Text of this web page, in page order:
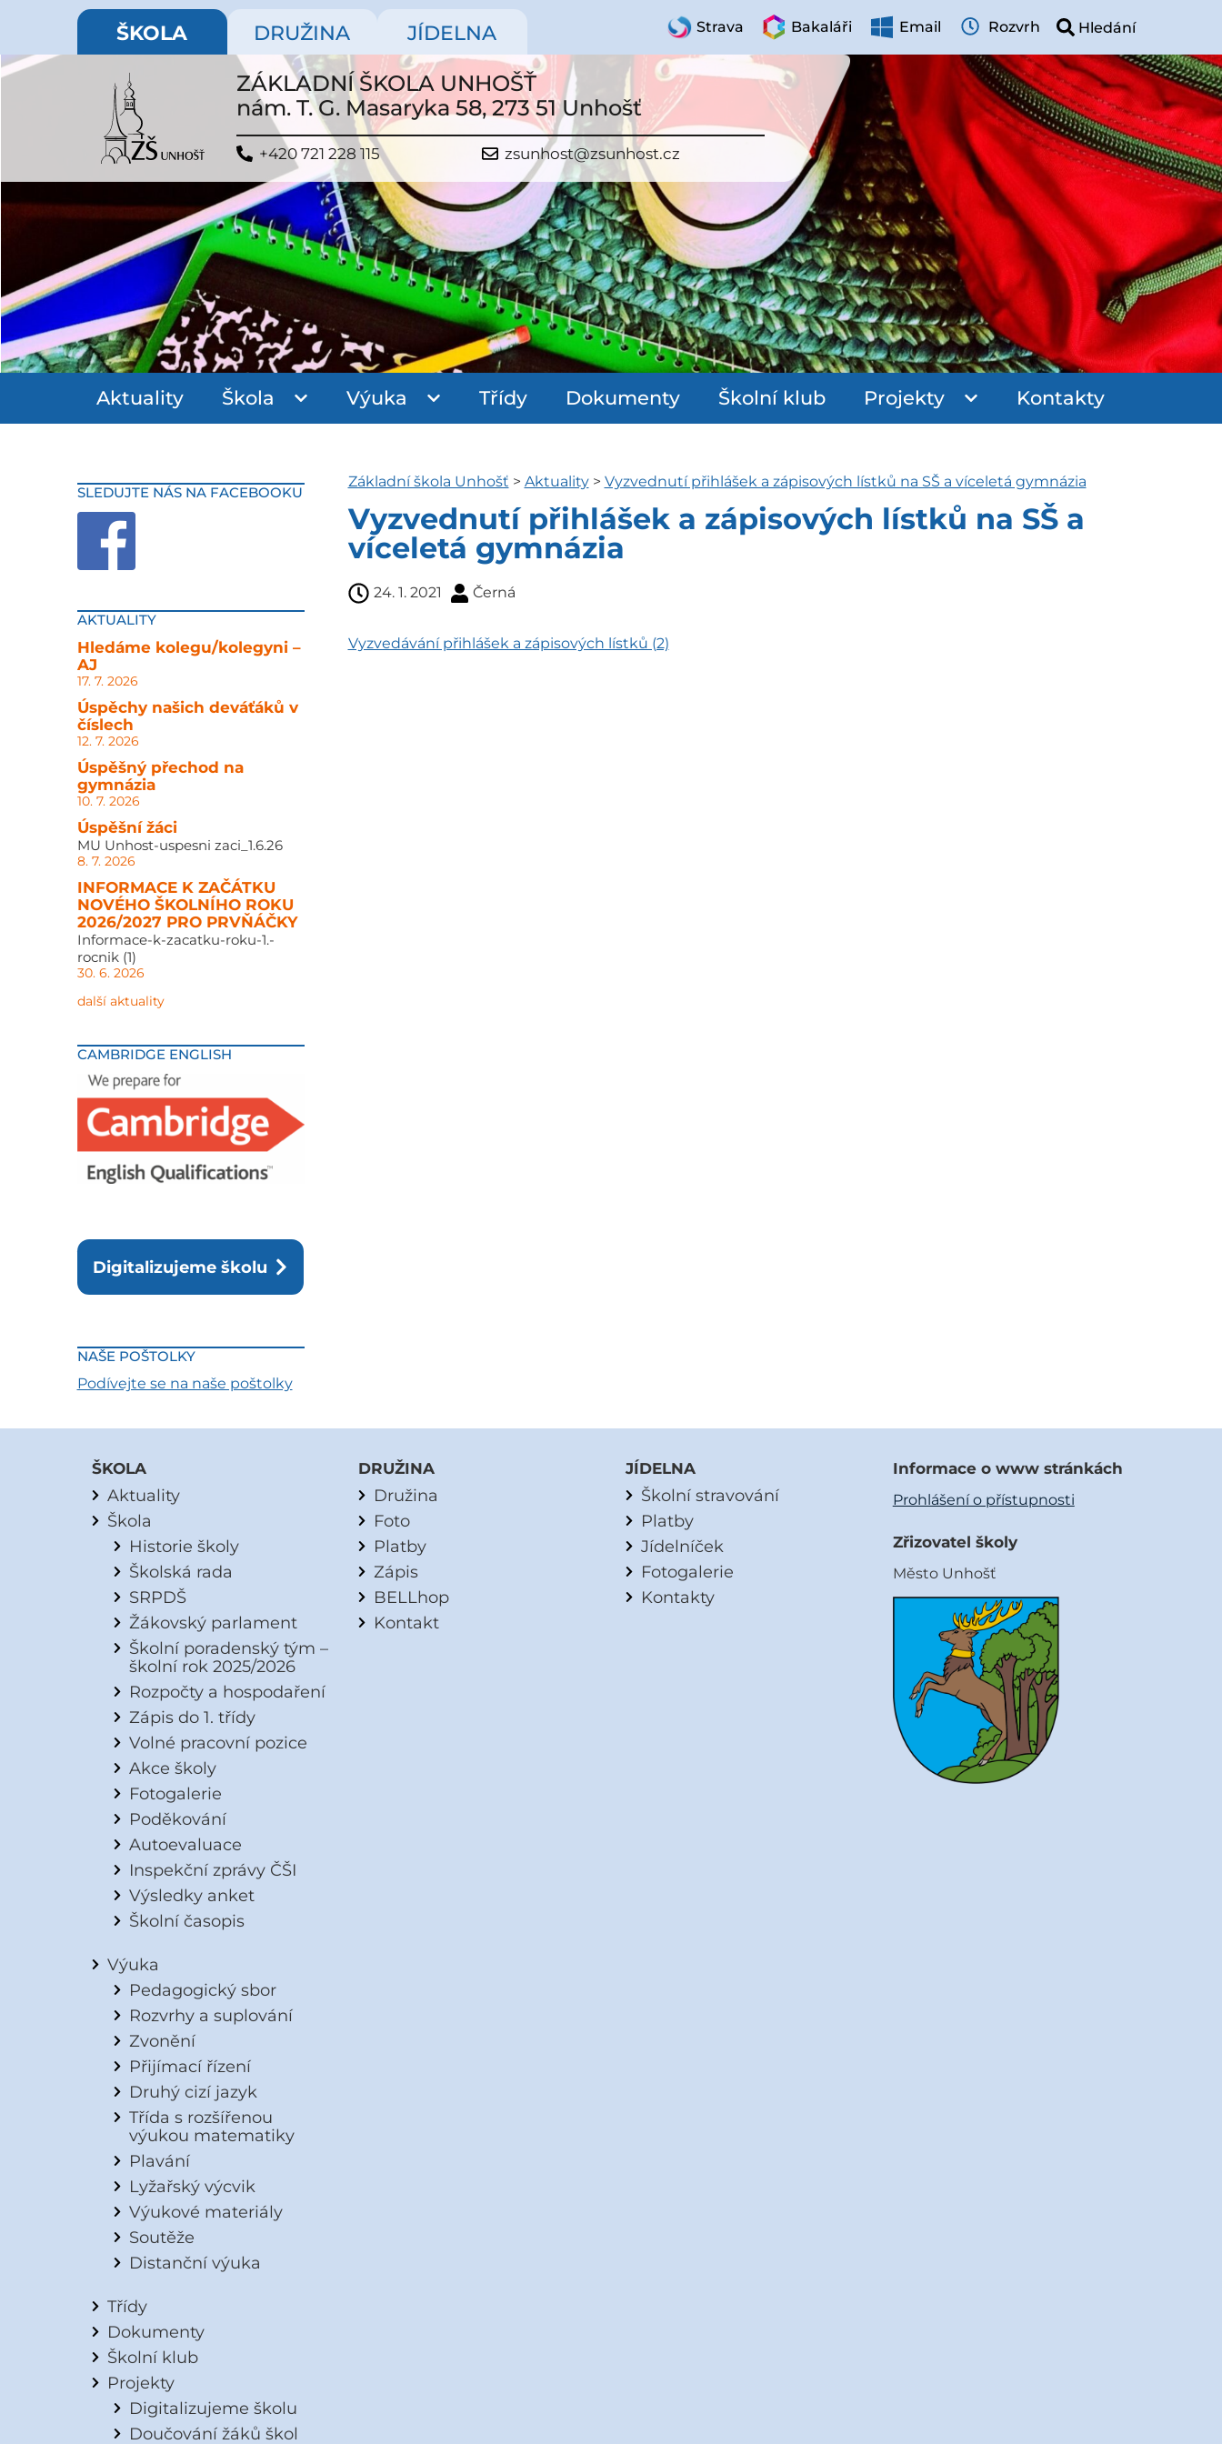
ŠKOLA DRUŽINA JÍDELNA Strava Bakaláři Email Rozvrh
ZÁKLADNÍ ŠKOLA UNHOŠŤ
nám. T. G. Masaryka 58, 273 51 Unhošť
+420 721 228 115 zsunhost@zsunhost.cz
Aktuality Škola Výuka Třídy Dokumenty Školní klub Projekty Kontakty
SLEDUJTE NÁS NA FACEBOOKU
AKTUALITY
Hledáme kolegu/kolegyni –
AJ
17. 7. 2026
Úspěchy našich deváťáků v
číslech
12. 7. 2026
Úspěšný přechod na
gymnázia
10. 7. 2026
Úspěšní žáci
MU Unhost-uspesni zaci_1.6.26
8. 7. 2026
INFORMACE K ZAČÁTKU
NOVÉHO ŠKOLNÍHO ROKU
2026/2027 PRO PRVŇÁČKY
Informace-k-zacatku-roku-1.-
rocnik (1)
30. 6. 2026
další aktuality
CAMBRIDGE ENGLISH
Digitalizujeme školu
NAŠE POŠTOLKY
Podívejte se na naše poštolky
Základní škola Unhošť > Aktuality> Vyzvednutí přihlášek a zápisových lístků na SŠ a víceletá gymnázia
Vyzvednutí přihlášek a zápisových lístků na SŠ a
víceletá gymnázia
24. 1. 2021 Černá
Vyzvedávání přihlášek a zápisových lístků (2)
ŠKOLA
Aktuality
Škola
Historie školy
Školská rada
SRPDŠ
Žákovský parlament
Školní poradenský tým –
školní rok 2025/2026
Rozpočty a hospodaření
Zápis do 1. třídy
Volné pracovní pozice
Akce školy
Fotogalerie
Poděkování
Autoevaluace
Inspekční zprávy ČŠI
Výsledky anket
Školní časopis
Výuka
Pedagogický sbor
Rozvrhy a suplování
Zvonění
Přijímací řízení
Druhý cizí jazyk
Třída s rozšířenou
výukou matematiky
Plavání
Lyžařský výcvik
Výukové materiály
Soutěže
Distanční výuka
Třídy
Dokumenty
Školní klub
Projekty
Digitalizujeme školu
Doučování žáků škol
DRUŽINA
Družina
Foto
Platby
Zápis
BELLhop
Kontakt
JÍDELNA
Školní stravování
Platby
Jídelníček
Fotogalerie
Kontakty
Informace o www stránkách
Prohlášení o přístupnosti
Zřizovatel školy
Město Unhošť